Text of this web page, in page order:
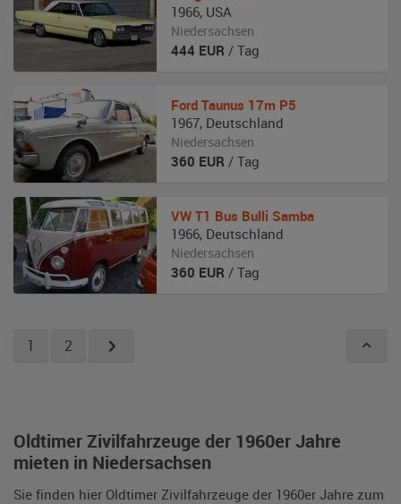
Oldtimer Zivilfahrzeuge der 1960er Jahre
mieten in Niedersachsen
Sie finden hier Oldtimer Zivilfahrzeuge der 1960er Jahre zum
1966, USA
Niedersachsen
444 EUR / Tag
Ford Taunus 17m P5
1967, Deutschland
Niedersachsen
360 EUR / Tag
VW T1 Bus Bulli Samba
1966, Deutschland
Niedersachsen
360 EUR / Tag
1 2